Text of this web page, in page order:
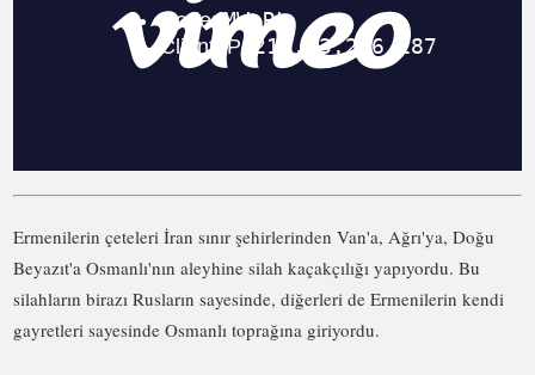
Ermenilerin çeteleri İran sınır şehirlerinden Van'a, Ağrı'ya, Doğu
Beyazıt'a Osmanlı'nın aleyhine silah kaçakçılığı yapıyordu. Bu
silahların birazı Rusların sayesinde, diğerleri de Ermenilerin kendi
gayretleri sayesinde Osmanlı toprağına giriyordu.